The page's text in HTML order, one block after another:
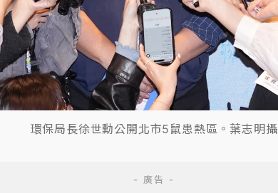
環保局長徐世勳公開北市5鼠患熱區。葉志明攝